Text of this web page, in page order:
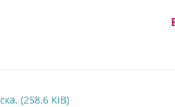
(258.6 KiB)